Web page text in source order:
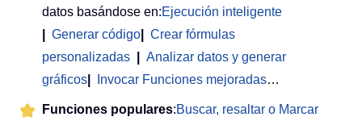
datos basándose en:Ejecución inteligente
Generar código
Crear fórmulas
personalizadas
Analizar datos y generar
gráficos
Invocar Funciones mejoradas…
Funciones populares:Buscar, resaltar o Marcar